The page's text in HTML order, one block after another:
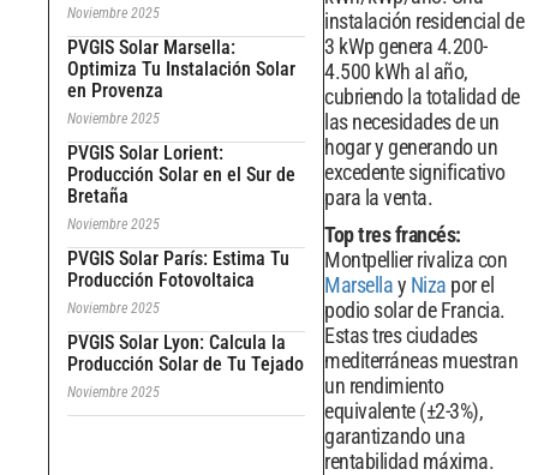
Noviembre 2025
PVGIS Solar Marsella:
Optimiza Tu Instalación Solar
en Provenza
Noviembre 2025
PVGIS Solar Lorient:
Producción Solar en el Sur de
Bretaña
Noviembre 2025
PVGIS Solar París: Estima Tu
Producción Fotovoltaica
Noviembre 2025
PVGIS Solar Lyon: Calcula la
Producción Solar de Tu Tejado
Noviembre 2025
instalación residencial de
3 kWp genera 4.200-
4.500 kWh al año,
cubriendo la totalidad de
las necesidades de un
hogar y generando un
excedente significativo
para la venta.
Top tres francés:
Montpellier rivaliza con
Marsellay Niza por el
podio solar de Francia.
Estas tres ciudades
mediterráneas muestran
un rendimiento
equivalente (±2-3%),
garantizando una
rentabilidad máxima.